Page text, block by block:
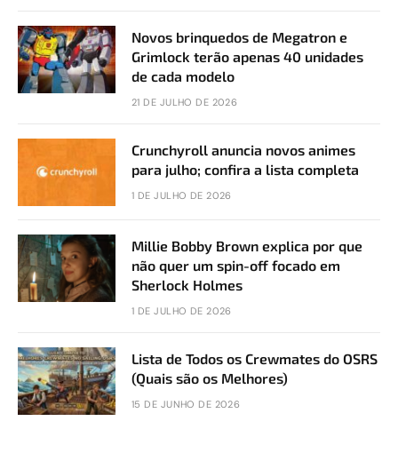
Novos brinquedos de Megatron e
Grimlock terão apenas 40 unidades
de cada modelo
21 DE JULHO DE 2026
Crunchyroll anuncia novos animes
para julho; confira a lista completa
1 DE JULHO DE 2026
Millie Bobby Brown explica por que
não quer um spin-off focado em
Sherlock Holmes
1 DE JULHO DE 2026
Lista de Todos os Crewmates do OSRS
(Quais são os Melhores)
15 DE JUNHO DE 2026